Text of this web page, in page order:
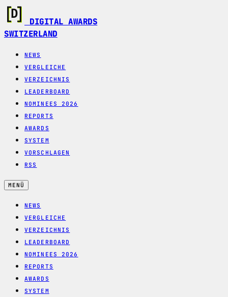
DIGITAL AWARDS
SWITZERLAND
NEWS
VERGLEICHE
VERZEICHNIS
LEADERBOARD
NOMINEES 2026
REPORTS
AWARDS
SYSTEM
VORSCHLAGEN
RSS
MENÜ
NEWS
VERGLEICHE
VERZEICHNIS
LEADERBOARD
NOMINEES 2026
REPORTS
AWARDS
SYSTEM